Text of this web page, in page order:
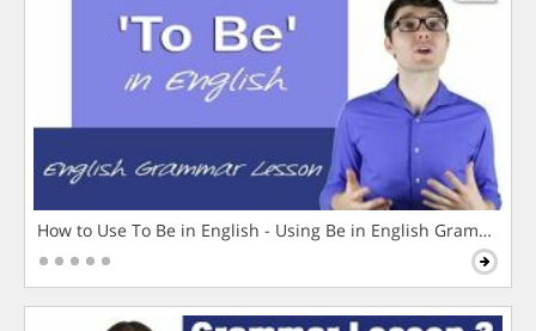
How to Use To Be in English - Using Be in English Grammar